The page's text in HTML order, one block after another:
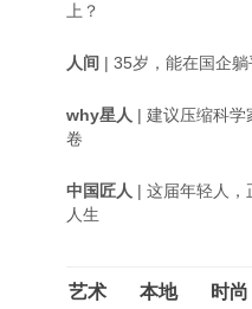
上？
人间 | 35岁，能在国企躺
why星人 | 建议压缩科学
卷
中国匠人 | 这届年轻人，
人生
艺术 本地 时尚